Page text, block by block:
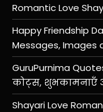
Romantic Love
Happy Friendship
Messages, Images
GuruPurnima
कोट्स, शुभकामनाएँ
Shayari Love